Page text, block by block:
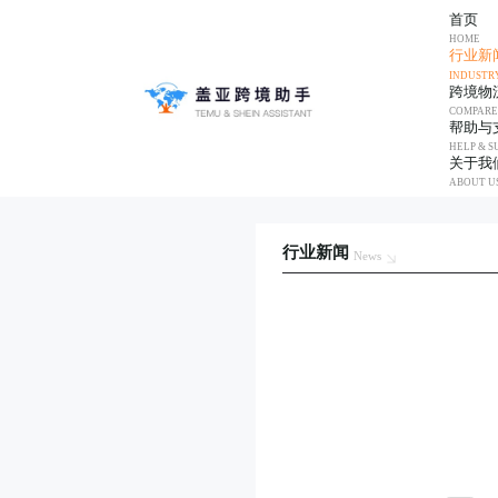
首页
HOME
行业新
跨境物
帮助与
HELP &
关于我
ABOUT
行业新闻 News